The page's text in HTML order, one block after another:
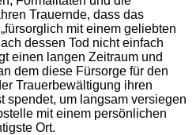
Trauernde, dass das
mit einem geliebten
dessen Tod nicht einfach
einen langen Zeitraum und
dem diese Fürsorge für den
Trauerbewältigung ihren
spendet, um langsam versiegen
mit einem persönlichen
Ort.